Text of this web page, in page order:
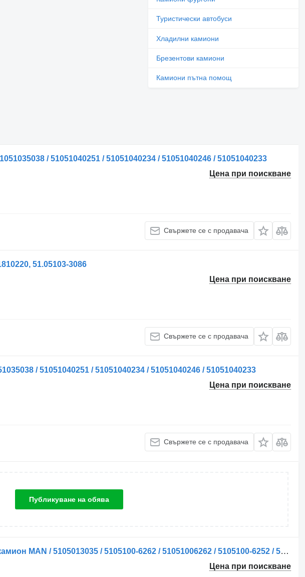
Туристически автобуси
Хладилни камиони
Брезентови камиони
Камиони пътна помощ
/ 51051040251 / 51051040234 / 51051040246 / 51051040233
Цена при поискване
Свържете се с продавача
51.05103-3086
Цена при поискване
Свържете се с продавача
/ 51051040251 / 51051040234 / 51051040246 / 51051040233
Цена при поискване
Свържете се с продавача
Публикуване на обява
Маслена помпа Pompa de ulei de motor 5105201-3035 за камион MAN / 5105013035 / 5105100-6262 / 51051006262 / 5105100-6252 / 51051006252 / 51051006260 / 5105100-6260 / 51051006288 / 5105100-6288 / 51051006250
Цена при поискване